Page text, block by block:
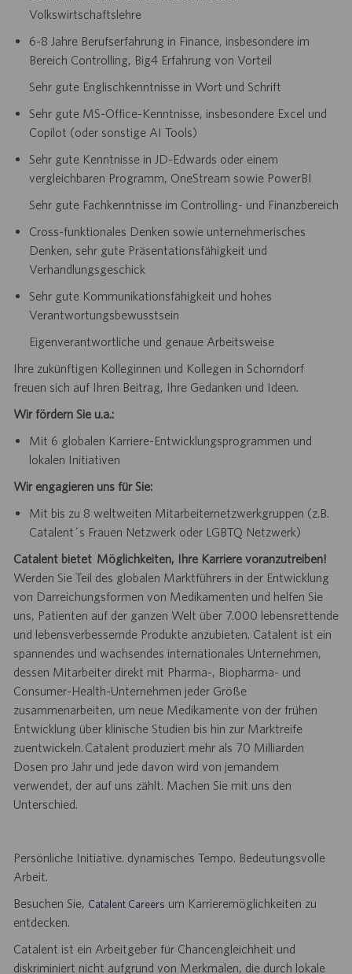
Volkswirtschaftslehre
6-8 Jahre Berufserfahrung in Finance, insbesondere im
Bereich Controlling, Big4 Erfahrung von Vorteil
Sehr gute Englischkenntnisse in Wort und Schrift
Sehr gute MS-Office-Kenntnisse, insbesondere Excel und
Copilot (oder sonstige AI Tools)
Sehr gute Kenntnisse in JD-Edwards oder einem
vergleichbaren Programm, OneStream sowie PowerBI
Sehr gute Fachkenntnisse im Controlling- und Finanzbereich
Cross-funktionales Denken sowie unternehmerisches
Denken, sehr gute Präsentationsfähigkeit und
Verhandlungsgeschick
Sehr gute Kommunikationsfähigkeit und hohes
Verantwortungsbewusstsein
Eigenverantwortliche und genaue Arbeitsweise
Ihre zukünftigen Kolleginnen und Kollegen in Schorndorf
freuen sich auf Ihren Beitrag, Ihre Gedanken und Ideen.
Wir fördern Sie u.a.:
Mit 6 globalen Karriere-Entwicklungsprogrammen und
lokalen Initiativen
Wir engagieren uns für Sie:
Mit bis zu 8 weltweiten Mitarbeiternetzwerkgruppen (z.B.
Catalent´s Frauen Netzwerk oder LGBTQ Netzwerk)
Catalent bietet Möglichkeiten, Ihre Karriere voranzutreiben!
Werden Sie Teil des globalen Marktführers in der Entwicklung
von Darreichungsformen von Medikamenten und helfen Sie
uns, Patienten auf der ganzen Welt über 7.000 lebensrettende
und lebensverbessernde Produkte anzubieten. Catalent ist ein
spannendes und wachsendes internationales Unternehmen,
dessen Mitarbeiter direkt mit Pharma-, Biopharma- und
Consumer-Health-Unternehmen jeder Größe
zusammenarbeiten, um neue Medikamente von der frühen
Entwicklung über klinische Studien bis hin zur Marktreife
zuentwickeln. Catalent produziert mehr als 70 Milliarden
Dosen pro Jahr und jede davon wird von jemandem
verwendet, der auf uns zählt. Machen Sie mit uns den
Unterschied.
Persönliche Initiative. dynamisches Tempo. Bedeutungsvolle
Arbeit.
Besuchen Sie, Catalent Careers um Karrieremöglichkeiten zu
entdecken.
Catalent ist ein Arbeitgeber für Chancengleichheit und
diskriminiert nicht aufgrund von Merkmalen, die durch lokale